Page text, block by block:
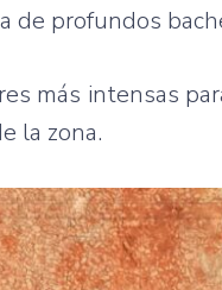
profundos
más intensas
la zona.